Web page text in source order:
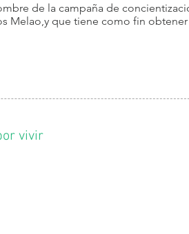
de la campaña de
Melao,y que tiene como fin
vivir